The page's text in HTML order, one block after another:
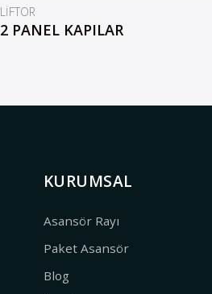
LİFTOR
2 PANEL KAPILAR
KURUMSAL
Asansör Rayı
Paket Asansör
Blog